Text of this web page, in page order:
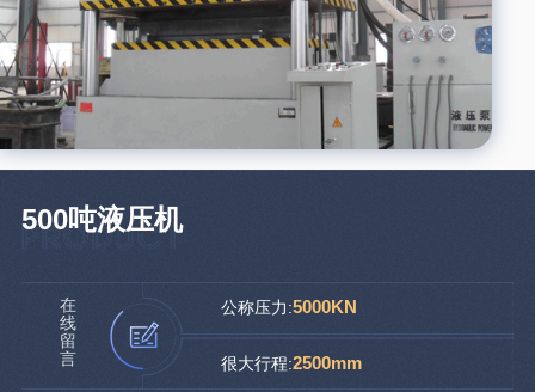
500吨液压机
在
线
留
言
公称压力:5000KN
很大行程:2500mm